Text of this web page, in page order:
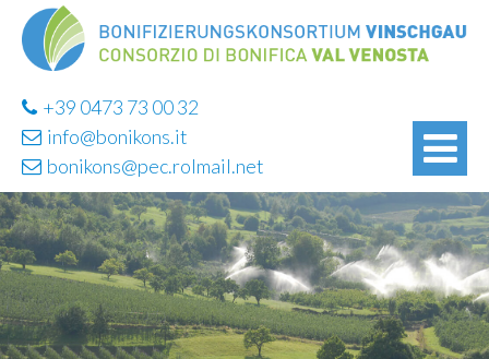
+39 0473 73 00 32
info@bonikons.it
bonikons@pec.rolmail.net